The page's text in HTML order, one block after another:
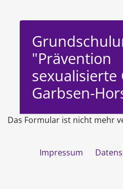
"Prävention
sexualisierte
Garbsen-
Das Formular ist nicht mehr
Impressum